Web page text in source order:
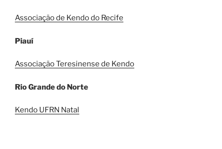
Associação de Kendo do Recife
Piauí
Associação Teresinense de Kendo
Rio Grande do Norte
Kendo UFRN Natal